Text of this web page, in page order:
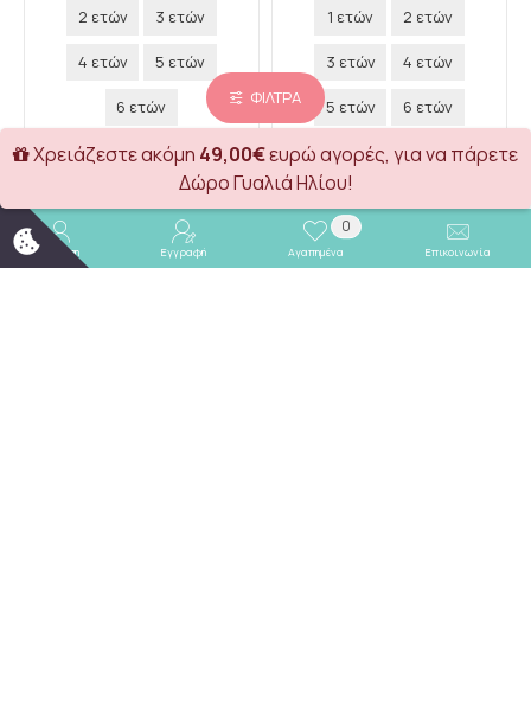
2 ετών 3 ετών
4 ετών 5 ετών
6 ετών
21,00€
Καλάθι
1 ετών 2 ετών
3 ετών 4 ετών
5 ετών 6 ετών
18,00€
Καλάθι
Σύνδεση Εγγραφή Αγαπημένα
0
Επικοινωνία
Χρειάζεστε ακόμη 49,00€ευρώ αγορές, για να πάρετε
Δώρο Γυαλιά Ηλίου!
ΦΊΛΤΡΑ